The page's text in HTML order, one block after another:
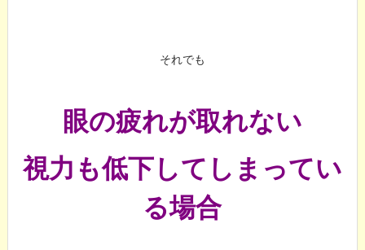
それでも
眼の疲れが取れない
視力も低下してしまってい
る場合